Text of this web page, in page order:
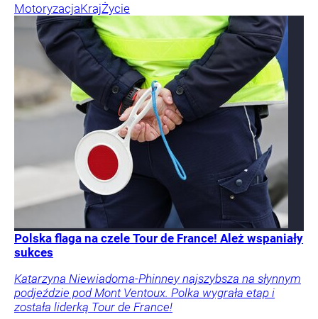
MotoryzacjaKrajŻycie
Polska flaga na czele Tour de France! Ależ wspaniały
sukces
Katarzyna Niewiadoma-Phinney najszybsza na słynnym
podjeździe pod Mont Ventoux. Polka wygrała etap i
została liderką Tour de France!